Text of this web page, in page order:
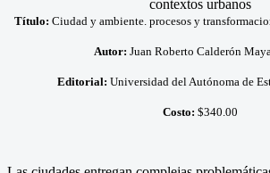
Título: Ciudad y ambiente. procesos y
Autor: Juan Roberto Calderón
Editorial: Universidad del Autónoma de
Costo: $340.00